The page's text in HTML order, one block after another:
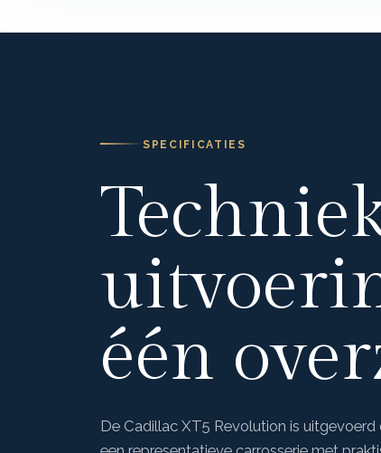
SPECIFICATIES
één
De Cadillac XT5 Revolution is